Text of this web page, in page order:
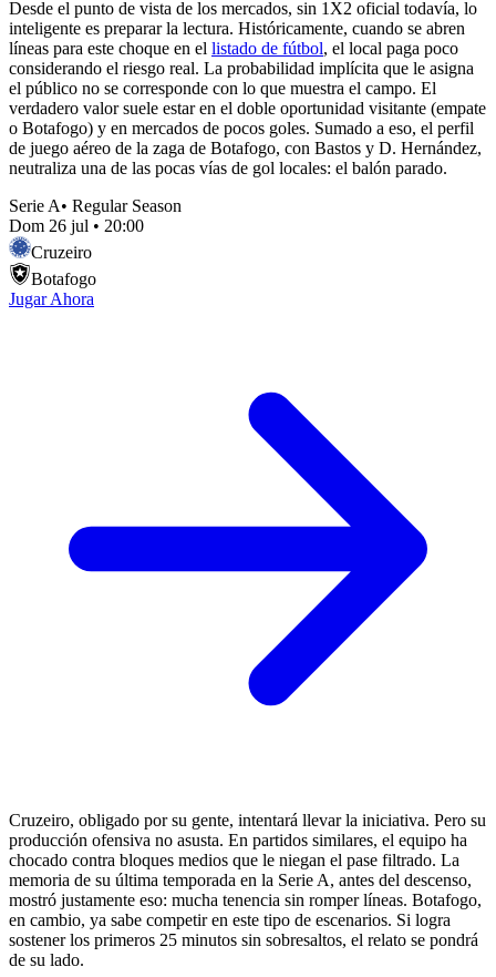
Desde el punto de vista de los mercados, sin 1X2 oficial todavía, lo
inteligente es preparar la lectura. Históricamente, cuando se abren
líneas para este choque en el listado de fútbol, el local paga poco
considerando el riesgo real. La probabilidad implícita que le asigna
el público no se corresponde con lo que muestra el campo. El
verdadero valor suele estar en el doble oportunidad visitante (empate
o Botafogo) y en mercados de pocos goles. Sumado a eso, el perfil
de juego aéreo de la zaga de Botafogo, con Bastos y D. Hernández,
neutraliza una de las pocas vías de gol locales: el balón parado.
Serie A• Regular Season
Dom 26 jul • 20:00
Cruzeiro
Botafogo
Jugar Ahora
Cruzeiro, obligado por su gente, intentará llevar la iniciativa. Pero su
producción ofensiva no asusta. En partidos similares, el equipo ha
chocado contra bloques medios que le niegan el pase filtrado. La
memoria de su última temporada en la Serie A, antes del descenso,
mostró justamente eso: mucha tenencia sin romper líneas. Botafogo,
en cambio, ya sabe competir en este tipo de escenarios. Si logra
sostener los primeros 25 minutos sin sobresaltos, el relato se pondrá
de su lado.